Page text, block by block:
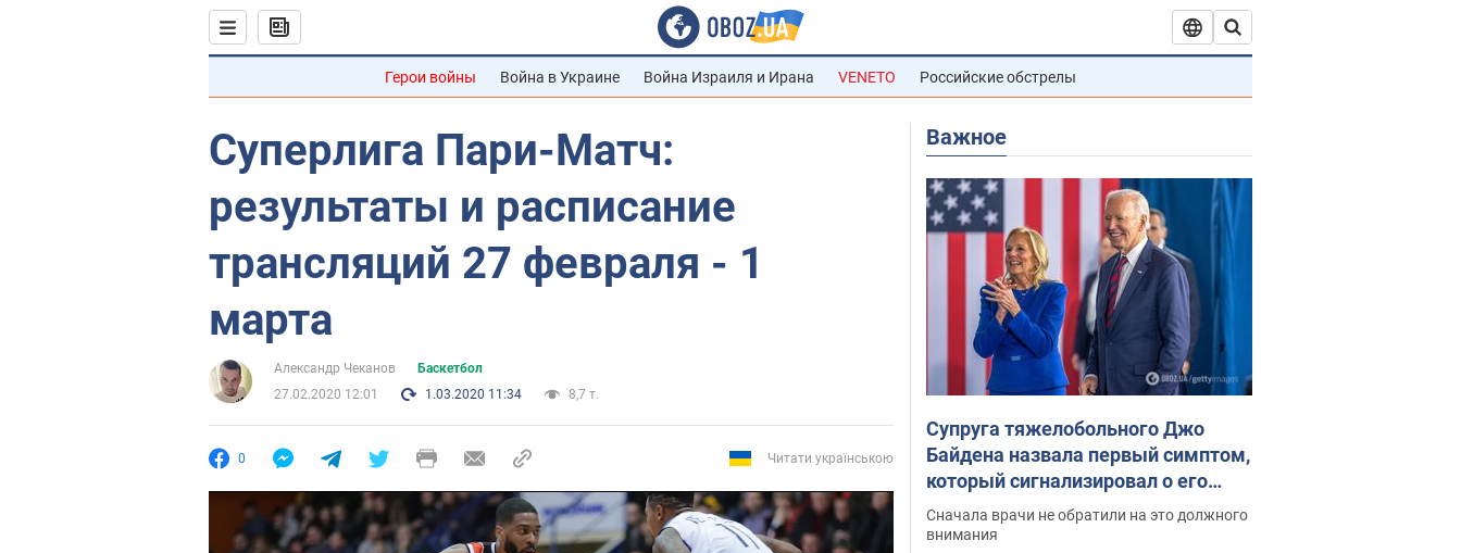
Герои войны Война в Украине Война Израиля и Ирана VENETO Российские обстрелы
Суперлига Пари-Матч:
результаты и расписание
трансляций 27 февраля - 1
марта
Александр Чеканов
Баскетбол
27.02.2020 12:01
1.03.2020 11:34 8,7 т.
0 Читати українською
Важное
Супруга тяжелобольного Джо
Байдена назвала первый симптом,
который сигнализировал о его
"агрессивном" раке
Сначала врачи не обратили на это должного
внимания